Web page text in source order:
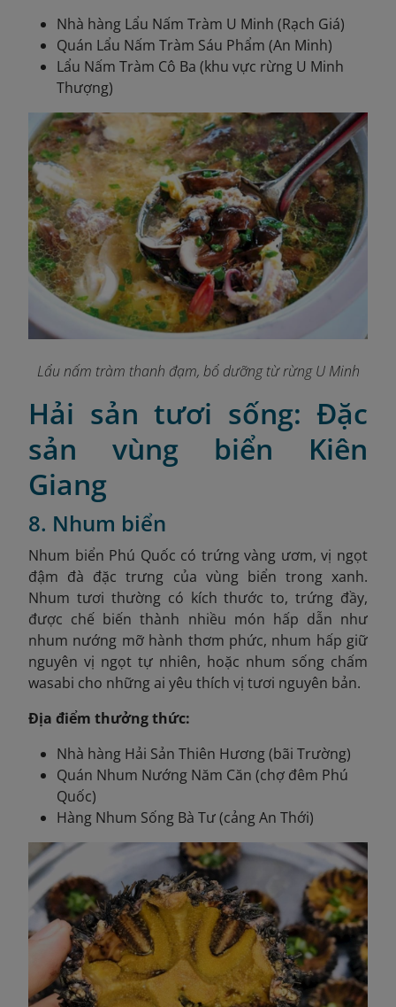
Nhà hàng Lẩu Nấm Tràm U Minh (Rạch Giá)
Quán Lẩu Nấm Tràm Sáu Phẩm (An Minh)
Lẩu Nấm Tràm Cô Ba (khu vực rừng U Minh
Thượng)
Lẩu nấm tràm thanh đạm, bổ dưỡng từ rừng U Minh
Hải sản tươi sống: Đặc
sản vùng biển Kiên
Giang
8. Nhum biển
Nhum biển Phú Quốc có trứng vàng ươm, vị ngọt
đậm đà đặc trưng của vùng biển trong xanh.
Nhum tươi thường có kích thước to, trứng đầy,
được chế biến thành nhiều món hấp dẫn như
nhum nướng mỡ hành thơm phức, nhum hấp giữ
nguyên vị ngọt tự nhiên, hoặc nhum sống chấm
wasabi cho những ai yêu thích vị tươi nguyên bản.
Địa điểm thưởng thức:
Nhà hàng Hải Sản Thiên Hương (bãi Trường)
Quán Nhum Nướng Năm Căn (chợ đêm Phú
Quốc)
Hàng Nhum Sống Bà Tư (cảng An Thới)